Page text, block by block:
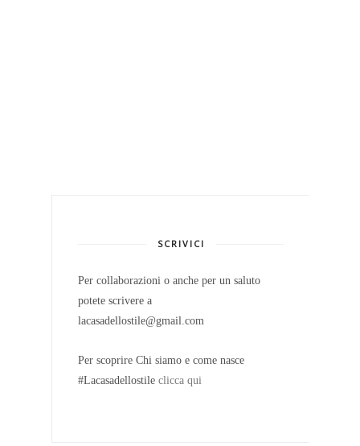
SCRIVICI
Per collaborazioni o anche per un saluto
potete scrivere a
lacasadellostile@gmail.com
Per scoprire Chi siamo e come nasce
#Lacasadellostile clicca qui